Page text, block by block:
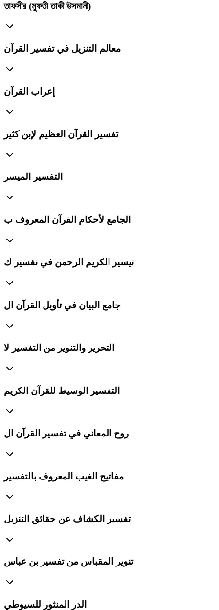
তাফসীর (মুফতী তাকী উসমানী)
معالم التنزيل في تفسير القرآن
إعراب القرآن
تفسير القرآن العظيم لإبن كثير
التفسير الميسر
الجامع لأحكام القرآن المعروف ب
تيسير الكريم الرحمن في تفسير ك
جامع البيان في تأويل القرآن ال
التحرير والتنوير من التفسير لا
التفسير الوسيط للقرآن الكريم
روح المعاني في تفسير القرآن ال
مفاتيح الغيب المعروف بالتفسير
تفسير الكشاف عن حقائق التنزيل
تنوير المقباس من تفسير بن عباس
الدر المنثور للسيوطي